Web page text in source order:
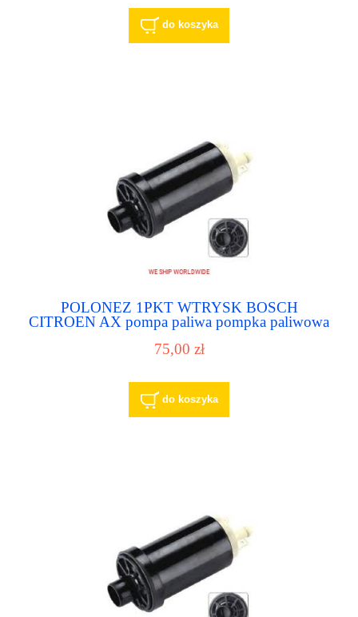
do koszyka
POLONEZ 1PKT WTRYSK BOSCH
CITROEN AX pompa paliwa pompka paliwowa
75,00 zł
do koszyka